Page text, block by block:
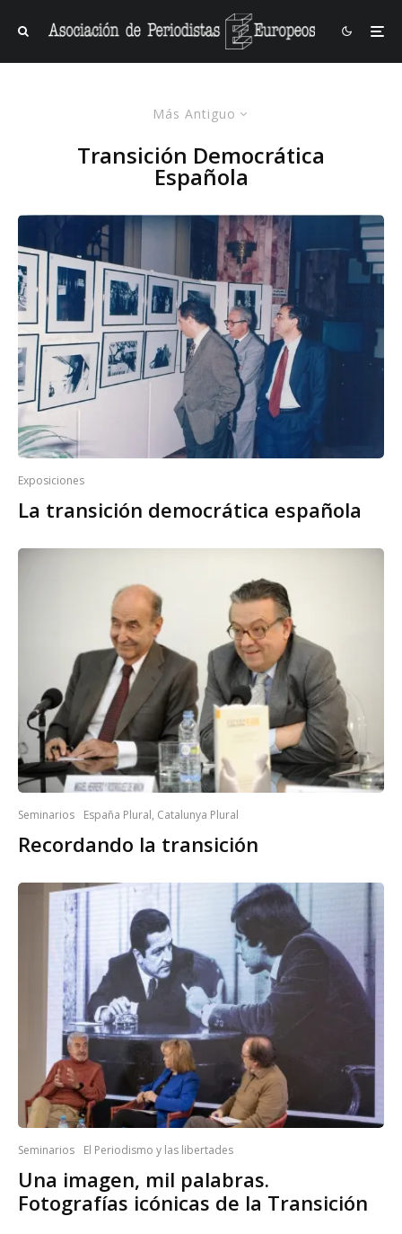
Más Antiguo
Transición Democrática
Española
Exposiciones
La transición democrática española
Seminarios España Plural, Catalunya Plural
Recordando la transición
Seminarios El Periodismo y las libertades
Una imagen, mil palabras.
Fotografías icónicas de la Transición